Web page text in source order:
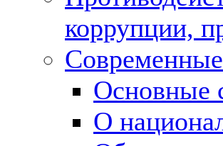
коррупции,
Основные
О